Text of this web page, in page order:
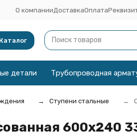
О компании ДоставкаОплата
Каталог
детали Трубопроводная
Ступени стальные
600х240